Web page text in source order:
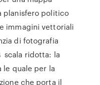
planisfero politico
immagini vettoriali
di fotografia
scala ridotta: la
le quale per la
che porta il